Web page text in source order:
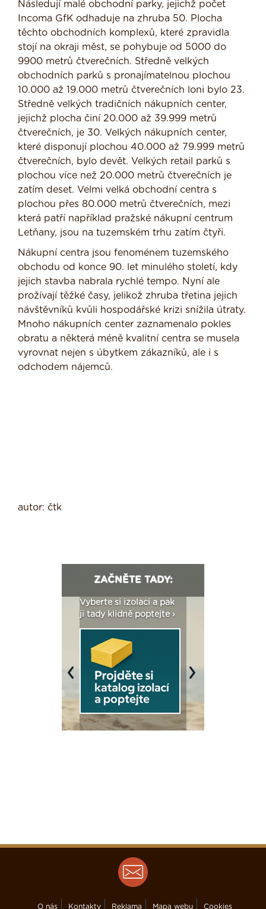
Následují malé obchodní parky, jejichž počet
Incoma GfK odhaduje na zhruba 50. Plocha
těchto obchodních komplexů, které zpravidla
stojí na okraji měst, se pohybuje od 5000 do
9900 metrů čtverečních. Středně velkých
obchodních parků s pronajímatelnou plochou
10.000 až 19.000 metrů čtverečních loni bylo 23.
Středně velkých tradičních nákupních center,
jejichž plocha činí 20.000 až 39.999 metrů
čtverečních, je 30. Velkých nákupních center,
které disponují plochou 40.000 až 79.999 metrů
čtverečních, bylo devět. Velkých retail parků s
plochou více než 20.000 metrů čtverečních je
zatím deset. Velmi velká obchodní centra s
plochou přes 80.000 metrů čtverečních, mezi
která patří například pražské nákupní centrum
Letňany, jsou na tuzemském trhu zatím čtyři.
Nákupní centra jsou fenoménem tuzemského
obchodu od konce 90. let minulého století, kdy
jejich stavba nabrala rychlé tempo. Nyní ale
prožívají těžké časy, jelikož zhruba třetina jejich
návštěvníků kvůli hospodářské krizi snížila útraty.
Mnoho nákupních center zaznamenalo pokles
obratu a některá méně kvalitní centra se musela
vyrovnat nejen s úbytkem zákazníků, ale i s
odchodem nájemců.
autor: čtk
ZAČNĚTE TADY:
Vyberte si izolaci a pak
ji tady klidně poptejte ›
Previous Next
O nás Kontakty Reklama Mapa webu Cookies